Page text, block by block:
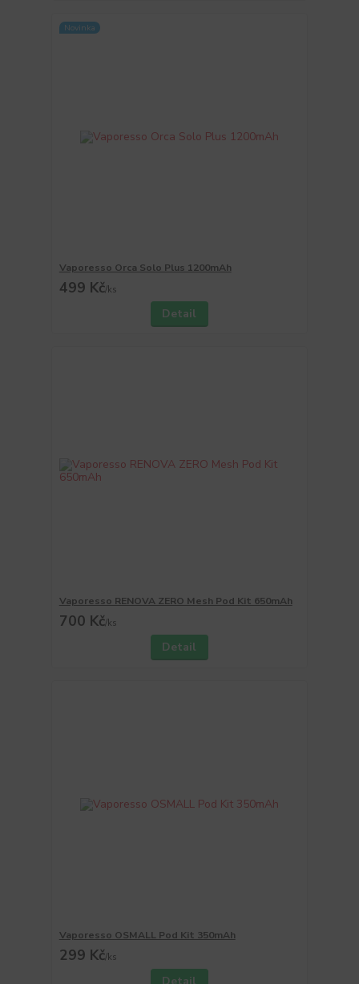
Novinka
Vaporesso Orca Solo Plus 1200mAh
499 Kč/ks
Detail
Vaporesso RENOVA ZERO Mesh Pod Kit 650mAh
700 Kč/ks
Detail
Vaporesso OSMALL Pod Kit 350mAh
299 Kč/ks
Detail